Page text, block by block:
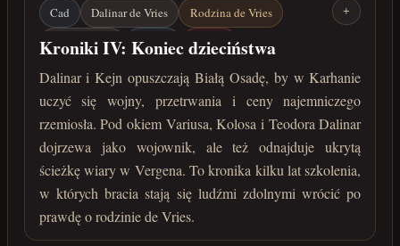
Cad Dalinar de Vries
Rodzina de Vries
Kejn de Vries
Karhan
Vergen
Szkolenie wojskowe
Varius Kolos
Teodor
lata 215-222 po Zaćmieniu
+
Kroniki IV: Koniec dzieciństwa
Dalinar i Kejn opuszczają Białą Osadę, by w Karhanie
uczyć się wojny, przetrwania i ceny najemniczego
rzemiosła. Pod okiem Variusa, Kolosa i Teodora Dalinar
dojrzewa jako wojownik, ale też odnajduje ukrytą
ścieżkę wiary w Vergena. To kronika kilku lat szkolenia,
w których bracia stają się ludźmi zdolnymi wrócić po
prawdę o rodzinie de Vries.